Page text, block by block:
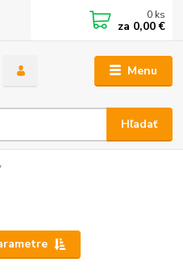
Menu
Hľadať
0 ks
za 0,00 €